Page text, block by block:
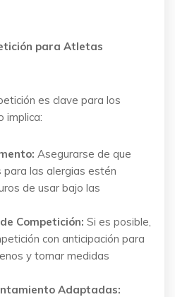
para Atletas
es clave para los
implica:
Asegurarse de que
las alergias estén
de usar bajo las
Competición: Si es posible,
con anticipación para
y tomar medidas
Adaptadas: